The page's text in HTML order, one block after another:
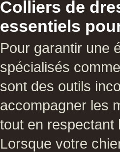
Colliers de
essentiels
Pour garantir une
spécialisés
sont des outils
accompagner les
tout en respectant
Lorsque votre